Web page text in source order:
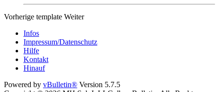
Vorherige template Weiter
Infos
Impressum/Datenschutz
Hilfe
Kontakt
Hinauf
Powered by vBulletin® Version 5.7.5